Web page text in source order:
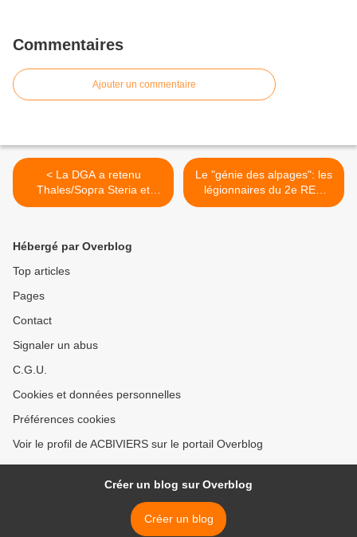
Commentaires
Ajouter un commentaire
< La DGA a retenu
Thales/Sopra Steria et
ATOS pour le traitement
Le "génie des alpages": les
légionnaires du 2e REG
marquent l'anniversaire du
Hébergé par Overblog
Top articles
Pages
Contact
Signaler un abus
C.G.U.
Cookies et données personnelles
Préférences cookies
Voir le profil de ACBIVIERS sur le portail Overblog
Créer un blog sur Overblog
Créer un blog